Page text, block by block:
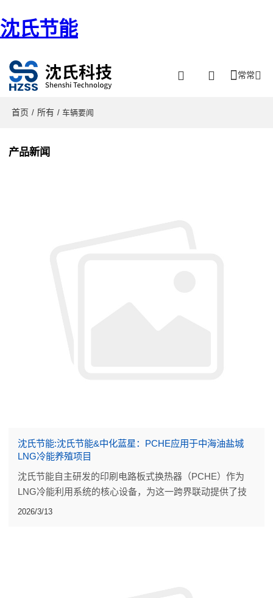
沈氏节能
常常
首页 / 所有 / 车辆要闻
产品新闻
沈氏节能:沈氏节能&中化蓝星：PCHE应用于中海油盐城
LNG冷能养殖项目
沈氏节能自主研发的印刷电路板式换热器（PCHE）作为
LNG冷能利用系统的核心设备，为这一跨界联动提供了技
术支撑。
2026/3/13